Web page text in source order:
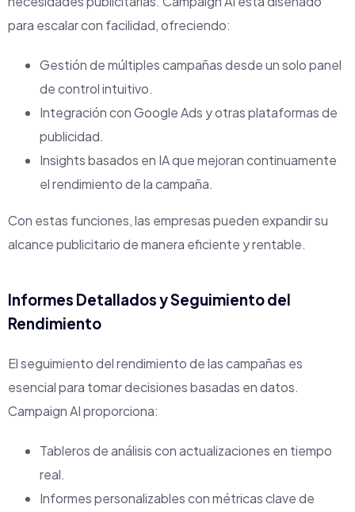
para escalar con facilidad, ofreciendo:
Gestión de múltiples campañas desde un solo panel
de control intuitivo.
Integración con Google Ads y otras plataformas de
publicidad.
Insights basados en IA que mejoran continuamente
el rendimiento de la campaña.
Con estas funciones, las empresas pueden expandir su
alcance publicitario de manera eficiente y rentable.
Informes Detallados y Seguimiento del
Rendimiento
El seguimiento del rendimiento de las campañas es
esencial para tomar decisiones basadas en datos.
Campaign AI proporciona:
Tableros de análisis con actualizaciones en tiempo
real.
Informes personalizables con métricas clave de